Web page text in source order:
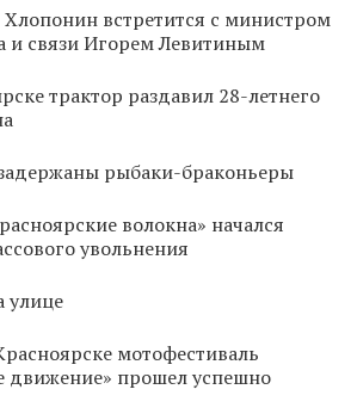
встретится с министром
и связи Игорем Левитиным
трактор раздавил 28-летнего
рыбаки-браконьеры
волокна» начался
увольнения
улице
мотофестиваль
движение» прошел успешно